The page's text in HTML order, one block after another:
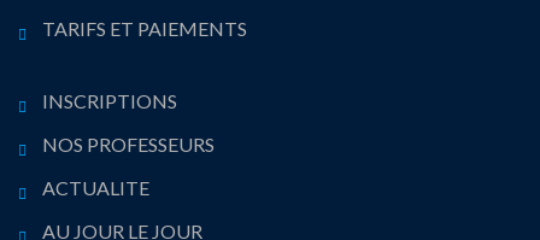
TARIFS ET PAIEMENTS
INSCRIPTIONS
NOS PROFESSEURS
ACTUALITE
AU JOUR LE JOUR